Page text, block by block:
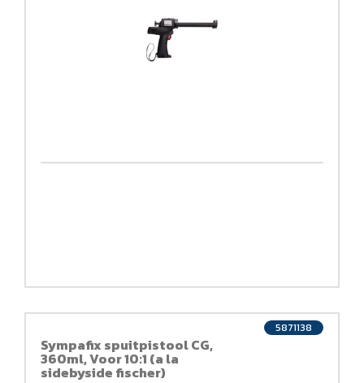
Sympafix spuitpistool CG,
360ml, Voor 10:1 (a la
sidebyside fischer)
5871138